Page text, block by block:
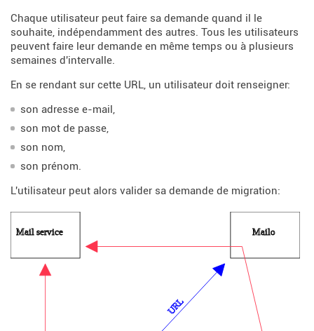
Chaque utilisateur peut faire sa demande quand il le
souhaite, indépendamment des autres. Tous les utilisateurs
peuvent faire leur demande en même temps ou à plusieurs
semaines d'intervalle.
En se rendant sur cette URL, un utilisateur doit renseigner:
son adresse e-mail,
son mot de passe,
son nom,
son prénom.
L'utilisateur peut alors valider sa demande de migration: